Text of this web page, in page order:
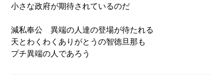
小さな政府が期待されているのだ
減私奉公 異端の人達の登場が待たれる
天とわくわくありがとうの智徳旦那も
プチ異端の人であろう